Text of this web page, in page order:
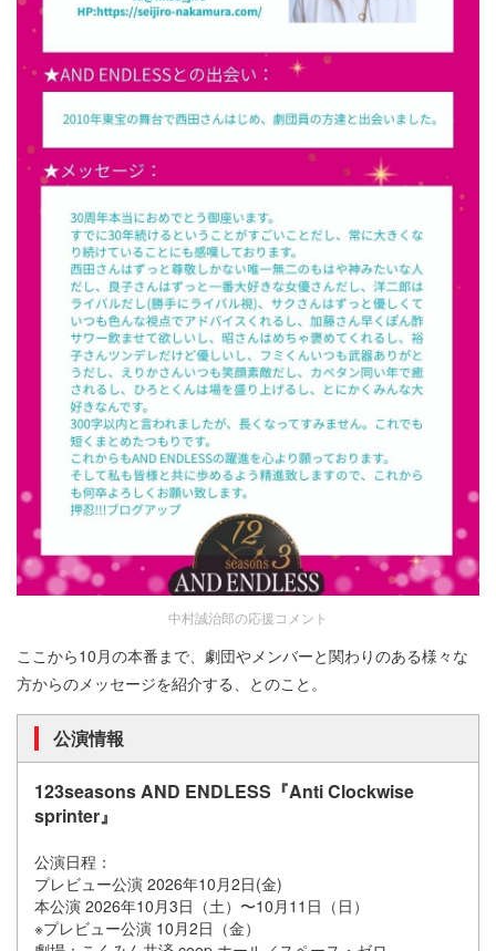
中村誠治郎の応援コメント
ここから10月の本番まで、劇団やメンバーと関わりのある様々な
方からのメッセージを紹介する、とのこと。
公演情報
123seasons AND ENDLESS『Anti Clockwise
sprinter』
公演日程：
プレビュー公演 2026年10月2日(金)
本公演 2026年10月3日（土）〜10月11日（日）
※プレビュー公演 10月2日（金）